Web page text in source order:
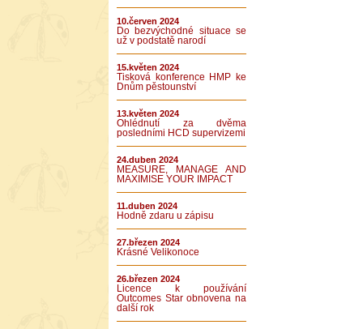
10.červen 2024
Do bezvýchodné situace se
už v podstatě narodí
15.květen 2024
Tisková konference HMP ke
Dnům pěstounství
13.květen 2024
Ohlédnutí za dvěma
posledními HCD supervizemi
24.duben 2024
MEASURE, MANAGE AND
MAXIMISE YOUR IMPACT
11.duben 2024
Hodně zdaru u zápisu
27.březen 2024
Krásné Velikonoce
26.březen 2024
Licence k používání
Outcomes Star obnovena na
další rok